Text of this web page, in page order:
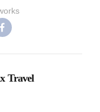
Travel